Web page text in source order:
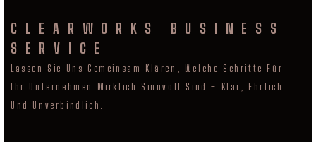
CLEARWORKS BUSINESS
SERVICE
Lassen Sie Uns Gemeinsam Klären, Welche Schritte Für
Ihr Unternehmen Wirklich Sinnvoll Sind – Klar, Ehrlich
Und Unverbindlich.